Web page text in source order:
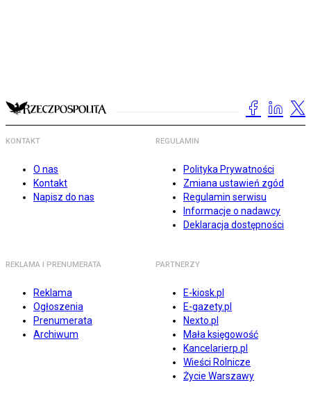
KONTAKT
O nas
Kontakt
Napisz do nas
REGULAMIN
Polityka Prywatności
Zmiana ustawień zgód
Regulamin serwisu
Informacje o nadawcy
Deklaracja dostępności
REKLAMA I PRENUMERATA
Reklama
Ogłoszenia
Prenumerata
Archiwum
PARTNERZY
E-kiosk.pl
E-gazety.pl
Nexto.pl
Mała księgowość
Kancelarierp.pl
Wieści Rolnicze
Życie Warszawy